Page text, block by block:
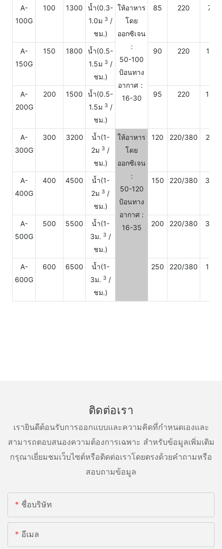
A-
100G
100 1300
น้ำ(0.3-
1.0ม 3 /
ชม.)
ให้อาหาร
โดย
ออกซิเจน
:
50-100
ป้อนทาง
อากาศ：
16-30
85 220 750
A-
150G
150 1800
น้ำ(0.5-
1.5ม 3 /
ชม.)
90 220 1100
A-
200G
200 1500
น้ำ(0.5-
1.5ม 3 /
ชม.)
95 220 1500
A-
300G
300 3200
น้ำ(1-
2ม 3 /
ชม.)
ให้อาหาร
โดย
ออกซิเจน
:
50-120
ป้อนทาง
อากาศ :
16-35
120 220/380 2200
A-
400G
400 4500
น้ำ(1-
2ม 3 /
ชม.)
150 220/380
A-
500G
500 5500
น้ำ(1-
3ม. 3 /
ชม.)
200 220/380
A-
600G
600 6500
น้ำ(1-
3ม. 3 /
ชม.)
250 220/380 1500
ติดต่อเรา
เรายินดีต้อนรับการออกแบบและความคิดที่กำหนดเองและ
สามารถตอบสนองความต้องการเฉพาะ สำหรับข้อมูลเพิ่มเติม
กรุณาเยี่ยมชมเว็บไซต์หรือติดต่อเราโดยตรงด้วยคำถามหรือ
สอบถามข้อมูล
ชื่อบริษัท
อีเมล